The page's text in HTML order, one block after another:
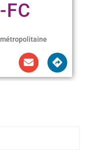
FC
métropolitaine